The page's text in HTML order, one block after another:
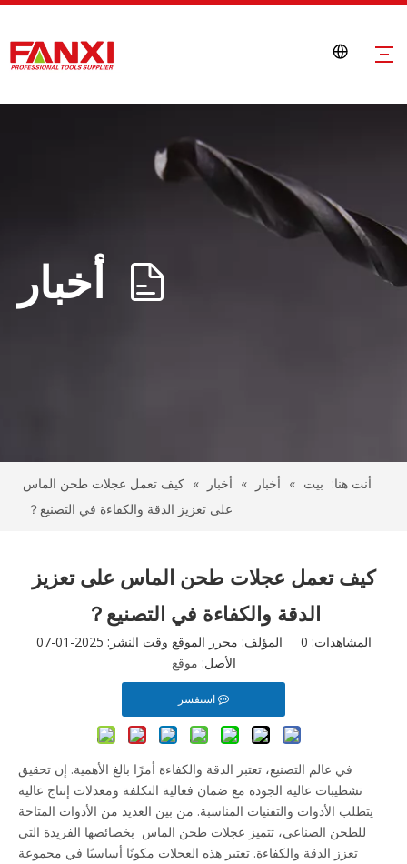
 أخبار
أنت هنا: بيت » أخبار » أخبار » كيف تعمل عجلات طحن الماس
على تعزيز الدقة والكفاءة في التصنيع？
كيف تعمل عجلات طحن الماس على تعزيز
الدقة والكفاءة في التصنيع？
المشاهدات: 0
المؤلف: محرر الموقع وقت النشر: 2025-01-07
الأصل: موقع
استفسر
في عالم التصنيع، تعتبر الدقة والكفاءة أمرًا بالغ الأهمية. إن تحقيق
تشطيبات عالية الجودة مع ضمان فعالية التكلفة ومعدلات إنتاج عالية
يتطلب الأدوات والتقنيات المناسبة. من بين العديد من الأدوات المتاحة
للطحن الصناعي، تتميز عجلات طحن الماس بخصائصها الفريدة التي
تعزز الدقة والكفاءة. تعتبر هذه العجلات مكونًا أساسيًا في مجموعة